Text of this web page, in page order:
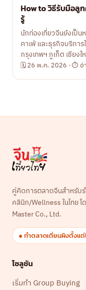
How to วิธีรับมือลูก
รู้
นักท่องเที่ยวจีนยังเป็
คาเฟ่ และธุรกิจบริการ
กรุงเทพฯ ภูเก็ต เชียง
🗓 26 พ.ค. 2026 · ⏱ อ่
คู่คิดการตลาดจีนสำหรับ
คลินิก/Wellness ในไทย
Master Co., Ltd.
● ทำตลาดเตี่ยนผิงตั้งแต่
โซลูชัน
เริ่มทำ Group Buying